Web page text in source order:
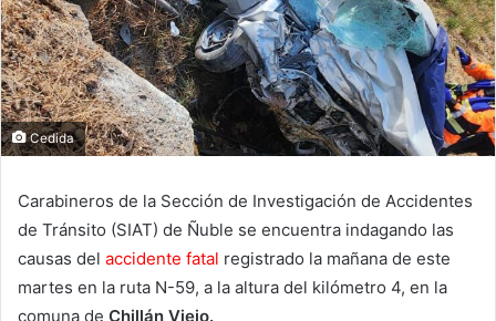
Cedida
Carabineros de la Sección de Investigación de Accidentes
de Tránsito (SIAT) de Ñuble se encuentra indagando las
causas del accidente fatal registrado la mañana de este
martes en la ruta N-59, a la altura del kilómetro 4, en la
comuna de Chillán Viejo.